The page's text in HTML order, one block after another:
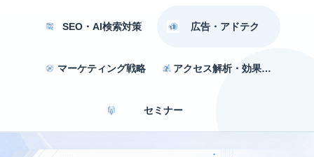
SEO・AI検索対策 広告・アドテク
マーケティング戦略 アクセス解析・効果測定
セミナー